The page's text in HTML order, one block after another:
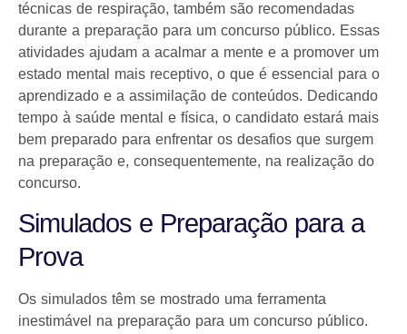
técnicas de respiração, também são recomendadas
durante a preparação para um concurso público. Essas
atividades ajudam a acalmar a mente e a promover um
estado mental mais receptivo, o que é essencial para o
aprendizado e a assimilação de conteúdos. Dedicando
tempo à saúde mental e física, o candidato estará mais
bem preparado para enfrentar os desafios que surgem
na preparação e, consequentemente, na realização do
concurso.
Simulados e Preparação para a
Prova
Os simulados têm se mostrado uma ferramenta
inestimável na preparação para um concurso público.